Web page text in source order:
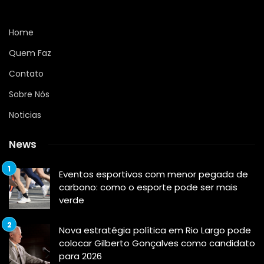
Home
Quem Faz
Contato
Sobre Nós
Noticias
News
Eventos esportivos com menor pegada de
carbono: como o esporte pode ser mais
verde
Nova estratégia política em Rio Largo pode
colocar Gilberto Gonçalves como candidato
para 2026